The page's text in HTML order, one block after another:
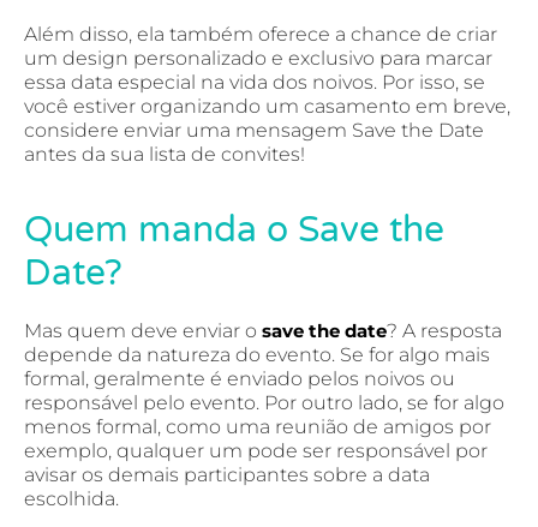
Além disso, ela também oferece a chance de criar
um design personalizado e exclusivo para marcar
essa data especial na vida dos noivos. Por isso, se
você estiver organizando um casamento em breve,
considere enviar uma mensagem Save the Date
antes da sua lista de convites!
Quem manda o Save the
Date?
Mas quem deve enviar o save the date? A resposta
depende da natureza do evento. Se for algo mais
formal, geralmente é enviado pelos noivos ou
responsável pelo evento. Por outro lado, se for algo
menos formal, como uma reunião de amigos por
exemplo, qualquer um pode ser responsável por
avisar os demais participantes sobre a data
escolhida.